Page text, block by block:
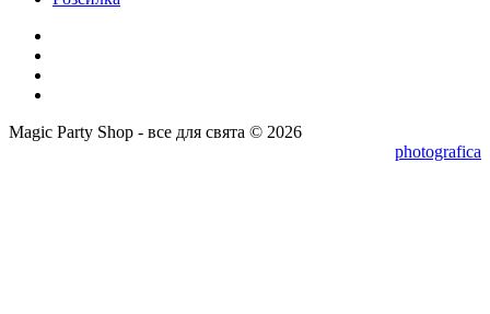
Magic Party Shop - все для свята © 2026
photografica